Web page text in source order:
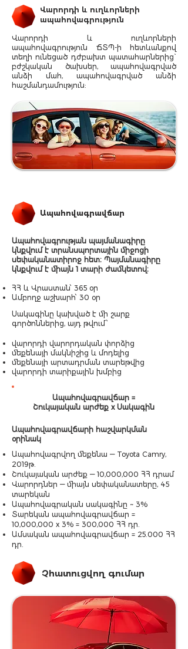
Վարորդի և ուղևորների
ապահովագրություն
Վարորդի և ուղևորների
ապահովագրություն ՃՏՊ-ի հետևանքով
տեղի ունեցած դժբախտ պատահարներից`
բժշկական ծախսեր, ապահովագրված
անձի մահ, ապահովագրված անձի
հաշմանդամություն:
Ապահովագրավճար
Ապահովագրության պայմանագիրը
կնքվում է տրանսպորտային միջոցի
սեփականատիրոջ հետ։ Պայմանագիրը
կնքվում է միայն 1 տարի ժամկետով։
ՀՀ և Վրաստան՝ 365 օր
Ամբողջ աշխարհ՝ 30 օր
Սակագինը կախված է մի շարք
գործոններից, այդ թվում՝
վարորդի վարորդական փորձից
մեքենայի մակնիշից և մոդելից
մեքենայի արտադրման տարեթվից
վարորդի տարիքային խմբից
Ապահովագրավճար =
Շուկայական արժեք x Սակագին
Ապահովագրավճարի հաշվարկման
օրինակ
Ապահովագրվող մեքենա — Toyota Camry,
2019թ.
Շուկայական արժեք — 10,000,000 ՀՀ դրամ
Վարորդներ — միայն սեփականատերը, 45
տարեկան
Ապահովագրական սակագինը ~ 3%
Տարեկան ապահովագրավճար =
10,000,000 x 3% = 300,000 ՀՀ դր.
Ամսական ապահովագրավճար = 25.000 ՀՀ
դր.
Չհատուցվող գումար